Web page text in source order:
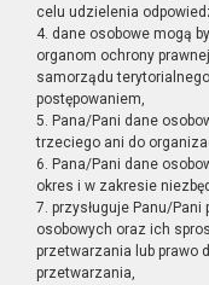
celu udzielenia
4. dane osobowe mogą
organom ochrony
samorządu
postępowaniem,
5. Pana/Pani dane
trzeciego ani do
6. Pana/Pani dane
okres i w zakresie
7. przysługuje Panu/
osobowych oraz ich
przetwarzania lub prawo
przetwarzania,